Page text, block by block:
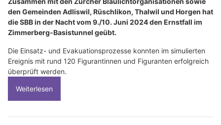
den Gemeinden Adliswil, Rüschlikon, Thalwil und Horgen hat
die SBB in der Nacht vom 9./10. Juni 2024 den Ernstfall im
Zimmerberg-Basistunnel geübt.
Die Einsatz- und Evakuationsprozesse konnten im simulierten
Ereignis mit rund 120 Figurantinnen und Figuranten erfolgreich
überprüft werden.
Weiterlesen